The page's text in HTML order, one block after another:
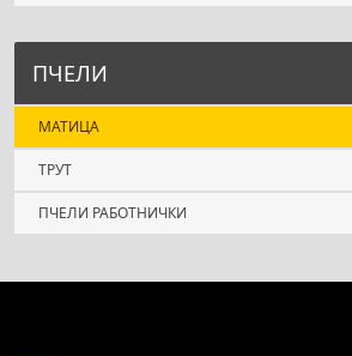
ПЧЕЛИ
МАТИЦА
ТРУТ
ПЧЕЛИ РАБОТНИЧКИ